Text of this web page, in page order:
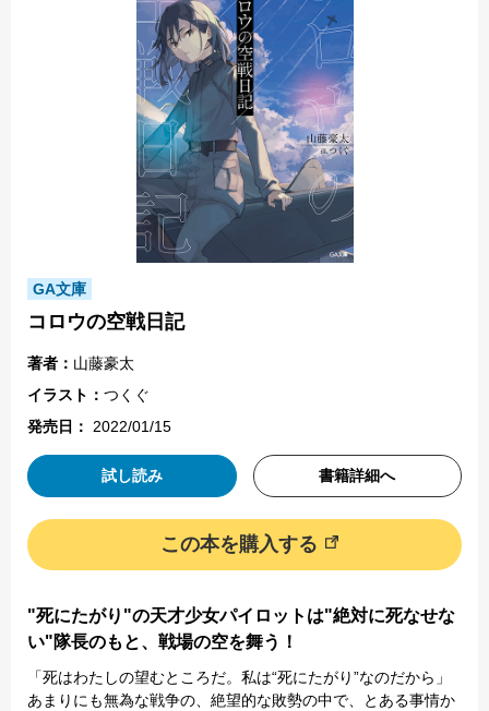
GA文庫
コロウの空戦日記
著者： 山藤豪太
イラスト： つくぐ
発売日：
2022/01/15
試し読み 書籍詳細へ
この本を購入する
"死にたがり"の天才少女パイロットは"絶対に死なせな
い"隊長のもと、戦場の空を舞う！
「死はわたしの望むところだ。私は“死にたがり”なのだから」
あまりにも無為な戦争の、絶望的な敗勢の中で、とある事情か